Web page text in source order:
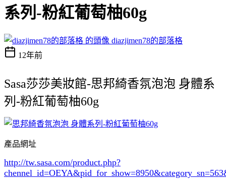
系列-粉紅葡萄柚60g
diazjimen78的部落格
12年前
Sasa莎莎美妝館-思邦綺香氛泡泡 身體系
列-粉紅葡萄柚60g
產品網址
http://tw.sasa.com/product.php?
chennel_id=OEYA&pid_for_show=8950&category_sn=563